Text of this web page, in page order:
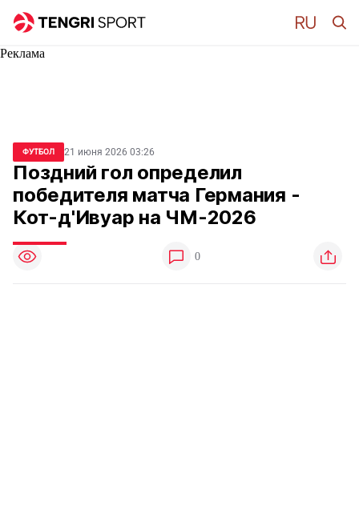
Реклама
ФУТБОЛ 21 июня 2026 03:26
Поздний гол определил
победителя матча Германия -
Кот-д'Ивуар на ЧМ-2026
0